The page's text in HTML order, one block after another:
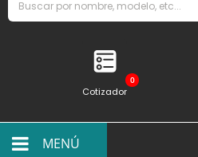
0
Cotizador
MENÚ